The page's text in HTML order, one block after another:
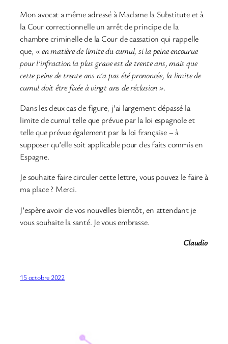
Mon avocat a même adressé à Madame la Substitute et à
la Cour correctionnelle un arrêt de principe de la
chambre criminelle de la Cour de cassation qui rappelle
que, « en matière de limite du cumul, si la peine encourue
pour l’infraction la plus grave est de trente ans, mais que
cette peine de trente ans n’a pas été prononcée, la limite de
cumul doit être fixée à vingt ans de réclusion ».
Dans les deux cas de figure, j’ai largement dépassé la
limite de cumul telle que prévue par la loi espagnole et
telle que prévue également par la loi française – à
supposer qu’elle soit applicable pour des faits commis en
Espagne.
Je souhaite faire circuler cette lettre, vous pouvez le faire à
ma place ? Merci.
J’espère avoir de vos nouvelles bientôt, en attendant je
vous souhaite la santé. Je vous embrasse.
Claudio
15 octobre 2022